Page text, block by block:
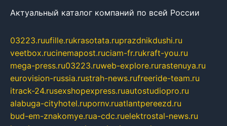
Актуальный каталог компаний по всей России
03223.ruufille.rukrasotata.ruprazdnikdushi.ru
veetbox.rucinemapost.ruciam-fr.rukraft-you.ru
mega-press.ru03223.ruweb-explore.rurastenuya.ru
eurovision-russia.rustrah-news.rufreeride-team.ru
itrack-24.rusexshopexpress.ruautostudiopro.ru
alabuga-cityhotel.rupornv.ruatlantpereezd.ru
bud-em-znakomye.rua-cdc.ruelektrostal-news.ru